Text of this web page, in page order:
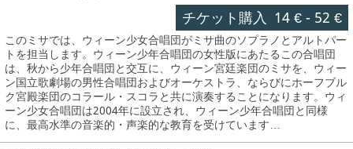
チケット購入 14 €- 52 €
このミサでは、ウィーン少女合唱団がミサ曲のソプラノとアルトパー
トを担当します。ウィーン少年合唱団の女性版にあたるこの合唱団
は、秋から少年合唱団と交互に、ウィーン宮廷楽団のミサを、ウィー
ン国立歌劇場の男性合唱団およびオーケストラ、ならびにホーフブル
ク宮殿楽団のコラール・スコラと共に演奏することになります。ウィ
ーン少女合唱団は2004年に設立され、ウィーン少年合唱団と同様
に、最高水準の音楽的・声楽的な教育を受けています…